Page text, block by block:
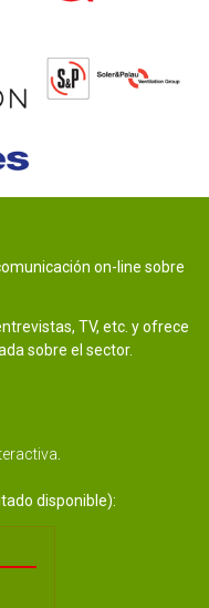
on-line sobre
TV, etc. y ofrece
sobre el sector.
disponible):